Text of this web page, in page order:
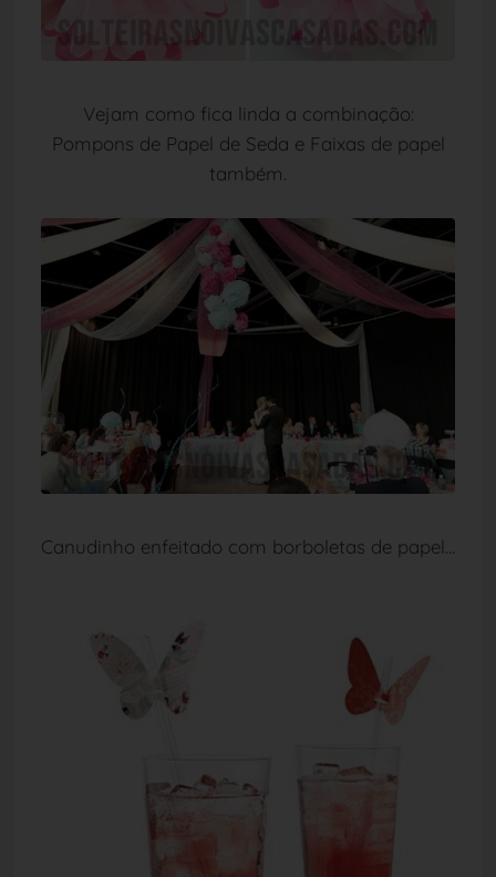
Vejam como fica linda a combinação:
Pompons de Papel de Seda e Faixas de papel
também.
Canudinho enfeitado com borboletas de papel...